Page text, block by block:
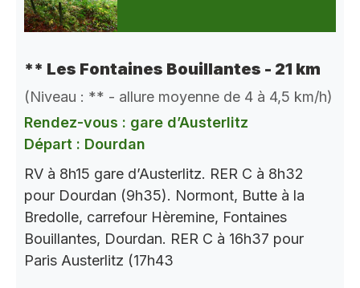
** Les Fontaines Bouillantes - 21 km
(Niveau : ** - allure moyenne de 4 à 4,5 km/h)
Rendez-vous : gare d’Austerlitz
Départ : Dourdan
RV à 8h15 gare d’Austerlitz. RER C à 8h32
pour Dourdan (9h35). Normont, Butte à la
Bredolle, carrefour Hèremine, Fontaines
Bouillantes, Dourdan. RER C à 16h37 pour
Paris Austerlitz (17h43